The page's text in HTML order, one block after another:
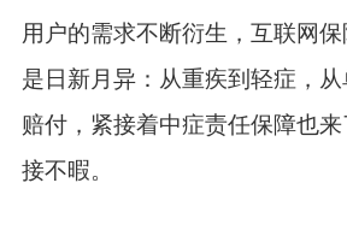
用户的需求不断衍生，互联网
是日新月异：从重疾到轻症，
赔付，紧接着中症责任保障也
接不暇。